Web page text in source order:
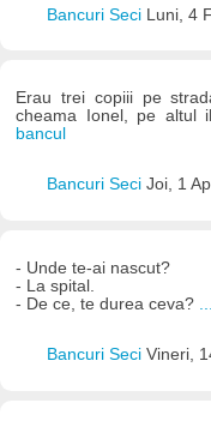
Bancuri Seci Luni, 4
Erau trei copiii pe
cheama Ionel, pe altul
bancul
Bancuri Seci Joi, 1
- Unde te-ai nascut?
- La spital.
- De ce, te durea ceva?
Bancuri Seci Vineri,